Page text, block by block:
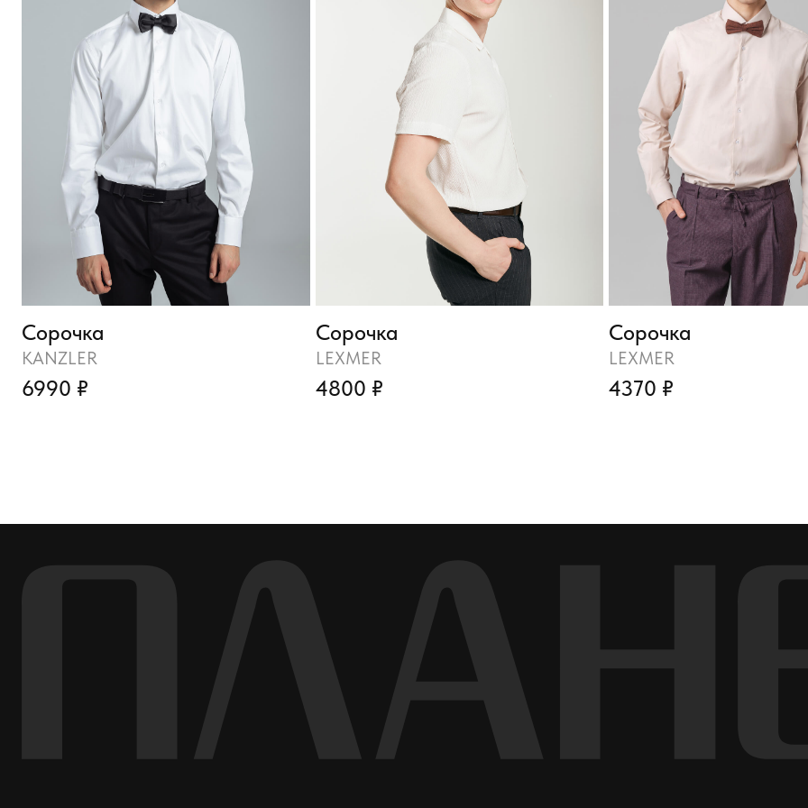
Сорочка
KANZLER
6990 ₽
Сорочка
LEXMER
4800 ₽
Сорочка
LEXMER
4370 ₽